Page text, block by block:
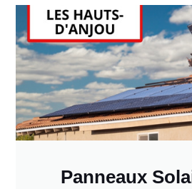
Panneaux